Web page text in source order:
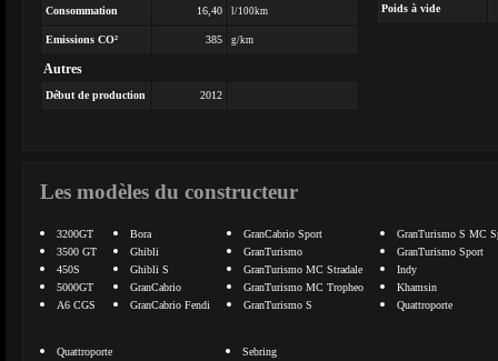
Consommation 16,40 l/100km
Emissions CO² 385 g/km
Autres
Début de production 2012
Poids à vide
Les modèles du constructeur
3200GT
3500 GT
450S
5000GT
A6 CGS
Bora
Ghibli
Ghibli S
GranCabrio
GranCabrio Fendi
GranCabrio Sport
GranTurismo
GranTurismo MC Stradale
GranTurismo MC Tropheo
GranTurismo S
GranTurismo S MC
GranTurismo Sport
Indy
Khamsin
Quattroporte
Quattroporte
Sebring